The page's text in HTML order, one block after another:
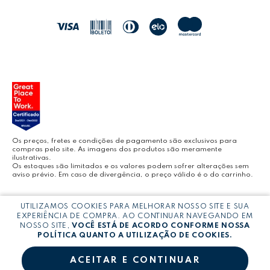
BLOG LEONORA
Os preços, fretes e condições de pagamento são exclusivos para
compras pelo site. As imagens dos produtos são meramente
ilustrativas.
Os estoques são limitados e os valores podem sofrer alterações sem
aviso prévio. Em caso de divergência, o preço válido é o do carrinho.
Copyright © LEONORA COMERCIO INTERNACIONAL LTDA - CNPJ:
03.064.692/0005-53
UTILIZAMOS COOKIES PARA MELHORAR NOSSO SITE E SUA
EXPERIÊNCIA DE COMPRA. AO CONTINUAR NAVEGANDO EM
NOSSO SITE,VOCÊ ESTÁ DE ACORDO CONFORME NOSSA
POLÍTICA QUANTO A UTILIZAÇÃO DE COOKIES.
ACEITAR E CONTINUAR